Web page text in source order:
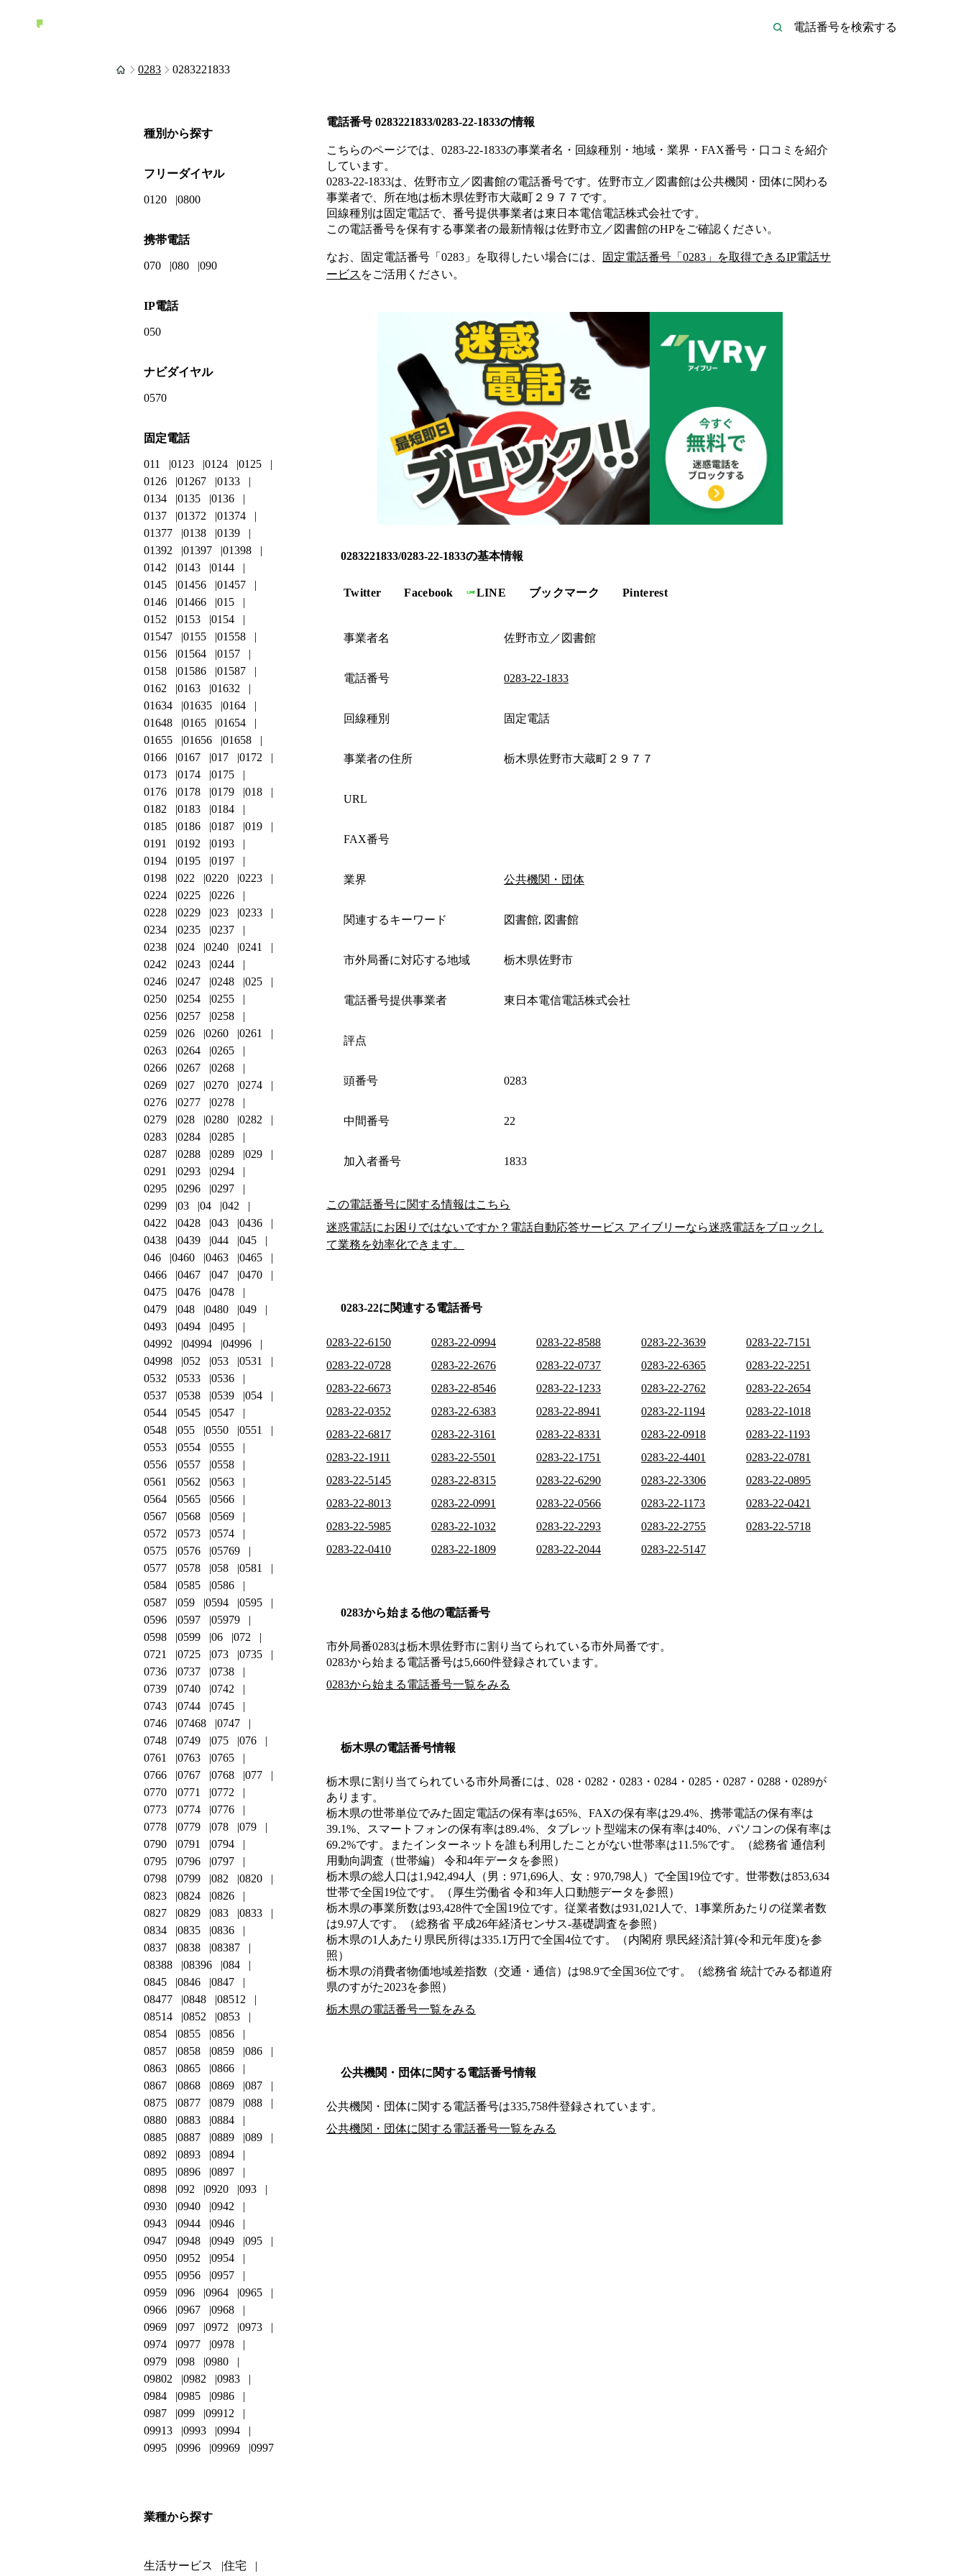
0283 0283221833
電話番号 0283221833/0283-22-1833の情報
こちらのページでは、 0283-22-1833の事業者名・回線種別・地域・業界・FAX番号・口コミを紹介
しています。
0283-22-1833は、 佐野市立／図書館の電話番号です。 佐野市立／図書館は公共機関・団体に関わる
事業者で、所在地は栃木県佐野市大蔵町２９７７ です。
回線種別は固定電話で、番号提供事業者は東日本電信電話株式会社です。
この電話番号を保有する事業者の最新情報は佐野市立／図書館のHPをご確認ください。
なお、固定電話番号「 0283 」を取得したい場合には、 固定電話番号「 0283 」を取得できるIP電話サ
ービス をご活用ください。
0283221833/0283-22-1833の基本情報
Twitter Facebook LINE ブックマーク Pinterest
事業者名 佐野市立／図書館
電話番号 0283-22-1833
回線種別 固定電話
事業者の住所 栃木県佐野市大蔵町２９７７
URL
FAX番号
業界 公共機関・団体
関連するキーワード 図書館, 図書館
市外局番に対応する地域 栃木県佐野市
電話番号提供事業者 東日本電信電話株式会社
評点
頭番号 0283
中間番号 22
加入者番号 1833
この電話番号に関する情報はこちら
迷惑電話にお困りではないですか？電話自動応答サービス アイブリーなら迷惑電話をブロックし
て業務を効率化できます。
0283-22に関連する電話番号
0283-22-6150 0283-22-0994 0283-22-8588 0283-22-3639
0283-22-7151
0283-22-0728
0283-22-2676 0283-22-0737 0283-22-6365
0283-22-2251
0283-22-6673
0283-22-8546 0283-22-1233 0283-22-2762
0283-22-2654
0283-22-0352
0283-22-6383 0283-22-8941 0283-22-1194
0283-22-1018
0283-22-6817
0283-22-3161 0283-22-8331 0283-22-0918
0283-22-1193
0283-22-1911
0283-22-5501 0283-22-1751 0283-22-4401
0283-22-0781
0283-22-5145
0283-22-8315 0283-22-6290 0283-22-3306
0283-22-0895
0283-22-8013
0283-22-0991 0283-22-0566 0283-22-1173
0283-22-0421
0283-22-5985
0283-22-1032 0283-22-2293 0283-22-2755
0283-22-5718
0283-22-0410
0283-22-1809 0283-22-2044 0283-22-5147
0283から始まる他の電話番号
市外局番0283は栃木県佐野市に割り当てられている市外局番です。
0283から始まる電話番号は5,660件登録されています。
0283から始まる電話番号一覧をみる
栃木県の電話番号情報
栃木県に割り当てられている市外局番には、028・0282・0283・0284・0285・0287・0288・0289が
あります。
栃木県の世帯単位でみた固定電話の保有率は65%、FAXの保有率は29.4%、携帯電話の保有率は
39.1%、スマートフォンの保有率は89.4%、タブレット型端末の保有率は40%、パソコンの保有率は
69.2%です。またインターネットを誰も利用したことがない世帯率は11.5%です。（総務省 通信利
用動向調査（世帯編） 令和4年データを参照）
栃木県の総人口は1,942,494人（男：971,696人、女：970,798人）で全国19位です。世帯数は853,634
世帯で全国19位です。（厚生労働省 令和3年人口動態データを参照）
栃木県の事業所数は93,428件で全国19位です。従業者数は931,021人で、1事業所あたりの従業者数
は9.97人です。（総務省 平成26年経済センサス‐基礎調査を参照）
栃木県の1人あたり県民所得は335.1万円で全国4位です。（内閣府 県民経済計算(令和元年度)を参
照）
栃木県の消費者物価地域差指数（交通・通信）は98.9で全国36位です。（総務省 統計でみる都道府
県のすがた2023を参照）
栃木県の電話番号一覧をみる
公共機関・団体に関する電話番号情報
公共機関・団体に関する電話番号は335,758件登録されています。
公共機関・団体に関する電話番号一覧をみる
種別から探す
フリーダイヤル
0120 0800
携帯電話
070 080 090
IP電話
050
ナビダイヤル
0570
固定電話
011 0123 0124
0125
0126
01267
0133
0134
0135
0136
0137
01372
01374
01377
0138
0139
01392
01397
01398
0142
0143
0144
0145
01456
01457
0146
01466
015
0152
0153
0154
01547
0155
01558
0156
01564
0157
0158
01586
01587
0162
0163
01632
01634
01635
0164
01648
0165
01654
01655
01656
01658
0166
0167 017
0172
0173
0174
0175
0176
0178 0179
018
0182
0183
0184
0185
0186 0187
019
0191
0192
0193
0194
0195
0197
0198
022 0220
0223
0224
0225
0226
0228
0229 023
0233
0234
0235
0237
0238
024 0240
0241
0242
0243
0244
0246
0247 0248
025
0250
0254
0255
0256
0257
0258
0259
026 0260
0261
0263
0264
0265
0266
0267
0268
0269
027 0270
0274
0276
0277
0278
0279
028 0280
0282
0283
0284
0285
0287
0288 0289
029
0291
0293
0294
0295
0296
0297
0299
03 04
042
0422
0428 043
0436
0438
0439 044
045
046
0460 0463
0465
0466
0467 047
0470
0475
0476
0478
0479
048 0480
049
0493
0494
0495
04992
04994
04996
04998
052 053
0531
0532
0533
0536
0537
0538 0539
054
0544
0545
0547
0548
055 0550
0551
0553
0554
0555
0556
0557
0558
0561
0562
0563
0564
0565
0566
0567
0568
0569
0572
0573
0574
0575
0576
05769
0577
0578 058
0581
0584
0585
0586
0587
059 0594
0595
0596
0597
05979
0598
0599 06
072
0721
0725 073
0735
0736
0737
0738
0739
0740
0742
0743
0744
0745
0746
07468
0747
0748
0749 075
076
0761
0763
0765
0766
0767 0768
077
0770
0771
0772
0773
0774
0776
0778
0779 078
079
0790
0791
0794
0795
0796
0797
0798
0799 082
0820
0823
0824
0826
0827
0829 083
0833
0834
0835
0836
0837
0838
08387
08388
08396
084
0845
0846
0847
08477
0848
08512
08514
0852
0853
0854
0855
0856
0857
0858 0859
086
0863
0865
0866
0867
0868 0869
087
0875
0877 0879
088
0880
0883
0884
0885
0887 0889
089
0892
0893
0894
0895
0896
0897
0898
092 0920
093
0930
0940
0942
0943
0944
0946
0947
0948 0949
095
0950
0952
0954
0955
0956
0957
0959
096 0964
0965
0966
0967
0968
0969
097 0972
0973
0974
0977
0978
0979
098
0980
09802
0982
0983
0984
0985
0986
0987
099
09912
09913
0993
0994
0995
0996 09969 0997
業種から探す
生活サービス 住宅